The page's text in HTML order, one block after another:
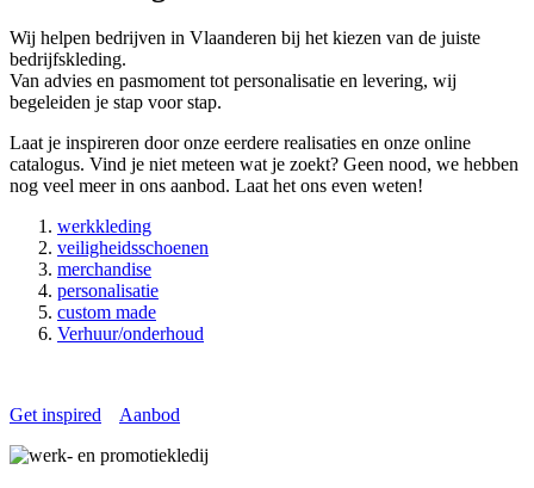
Wij helpen bedrijven in Vlaanderen bij het kiezen van de juiste
bedrijfskleding.
Van advies en pasmoment tot personalisatie en levering, wij
begeleiden je stap voor stap.
Laat je inspireren door onze eerdere realisaties en onze online
catalogus. Vind je niet meteen wat je zoekt? Geen nood, we hebben
nog veel meer in ons aanbod. Laat het ons even weten!
werkkleding
veiligheidsschoenen
merchandise
personalisatie
custom made
Verhuur/onderhoud
Get inspired Aanbod